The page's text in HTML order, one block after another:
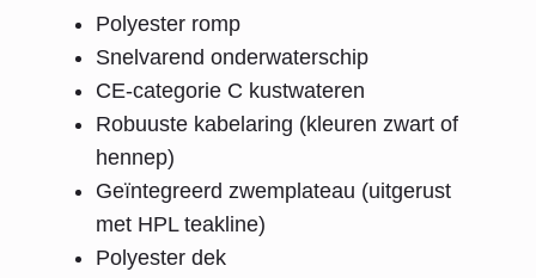
Polyester romp
Snelvarend onderwaterschip
CE-categorie C kustwateren
Robuuste kabelaring (kleuren zwart of
hennep)
Geïntegreerd zwemplateau (uitgerust
met HPL teakline)
Polyester dek